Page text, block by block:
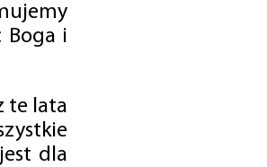
Boga i
te lata
dla